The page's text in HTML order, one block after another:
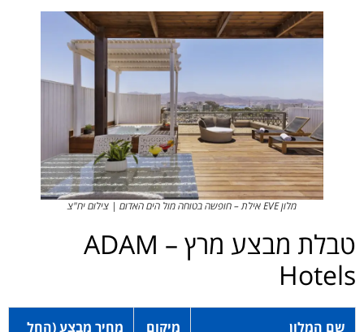
מלון EVE אילת – חופשה בטוחה מול הים האדום | צילום יח"צ
טבלת מבצע מרץ – ADAM
Hotels
שם המלון מיקום
מחיר מבצע (החל